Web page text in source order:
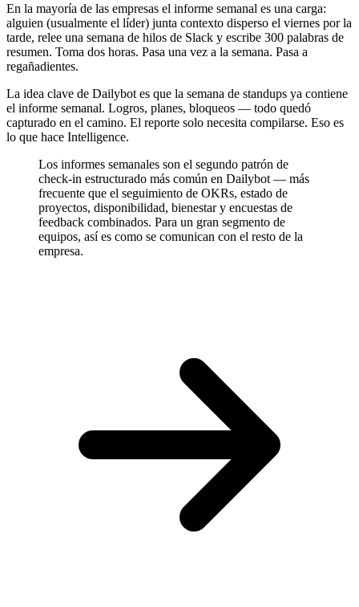
En la mayoría de las empresas el informe semanal es una carga:
alguien (usualmente el líder) junta contexto disperso el viernes por la
tarde, relee una semana de hilos de Slack y escribe 300 palabras de
resumen. Toma dos horas. Pasa una vez a la semana. Pasa a
regañadientes.
La idea clave de Dailybot es que la semana de standups ya contiene
el informe semanal. Logros, planes, bloqueos — todo quedó
capturado en el camino. El reporte solo necesita compilarse. Eso es
lo que hace Intelligence.
Los informes semanales son el segundo patrón de
check-in estructurado más común en Dailybot — más
frecuente que el seguimiento de OKRs, estado de
proyectos, disponibilidad, bienestar y encuestas de
feedback combinados. Para un gran segmento de
equipos, así es como se comunican con el resto de la
empresa.